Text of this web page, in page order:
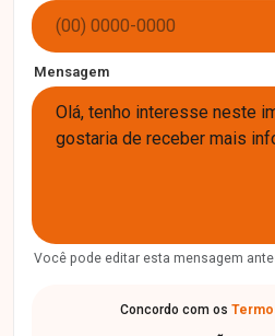
Mensagem
Você pode editar esta mensagem
Concordo com os